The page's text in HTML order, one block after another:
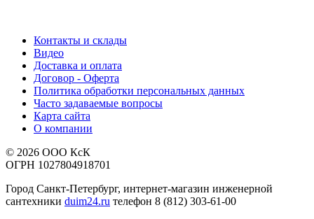
Контакты и склады
Видео
Доставка и оплата
Договор - Оферта
Политика обработки персональных данных
Часто задаваемые вопросы
Карта сайта
О компании
© 2026 ООО КсК
ОГРН 1027804918701
Город Санкт-Петербург, интернет-магазин инженерной
сантехники duim24.ru телефон 8 (812) 303-61-00